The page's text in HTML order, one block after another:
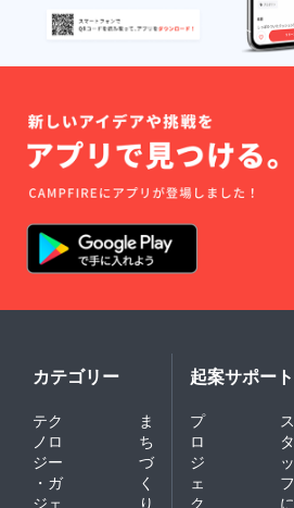
カテゴリー
テク
ノロ
ジー
・ガ
ジェ
ま
ち
づ
く
り
起案サポート
プ
ロ
ジ
ェ
ク
ス
タ
ッ
フ
に